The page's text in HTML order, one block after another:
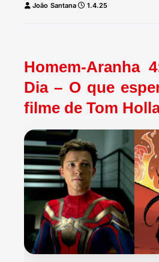
João Santana 1.4.25
Homem-Aranha
Dia – O que
filme de Tom